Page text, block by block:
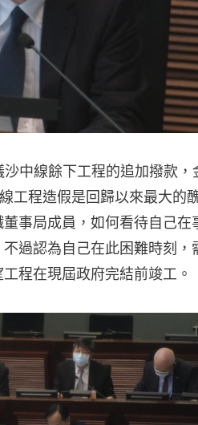
中線餘下工程的追加撥款，
工程造假是回歸以來最大的
事局成員，如何看待自己在
過認為自己在此困難時刻，
程在現屆政府完結前竣工。